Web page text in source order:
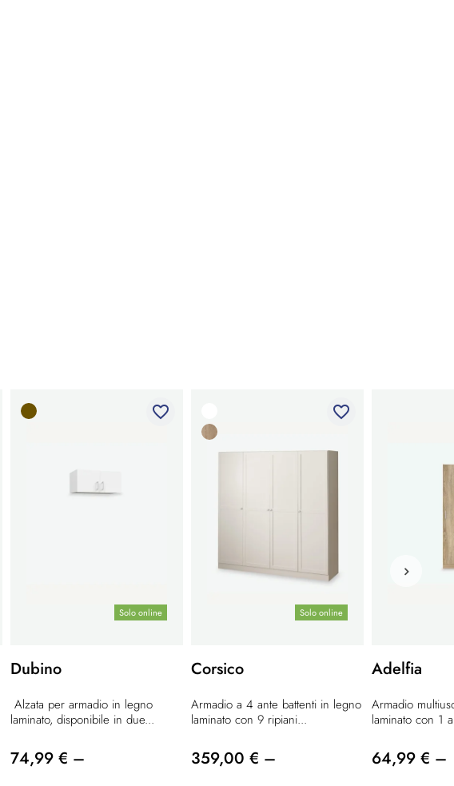
Solo online
favorite_border
Dubino
Alzata per armadio in legno
laminato, disponibile in due...
74,99 € –
Solo online
favorite_border
Corsico
Armadio a 4 ante battenti in legno
laminato con 9 ripiani...
359,00 € –
Adelfia
Armadio
laminato con 1
64,99 € –